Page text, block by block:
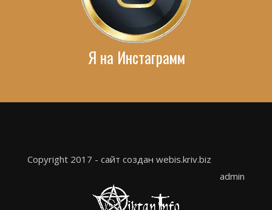
Я на Инстаграмм
Copyright 2017 - сайт создан webis.kriv.biz
admin